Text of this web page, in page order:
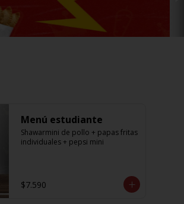
Menú estudiante
Shawarmini de pollo + papas fritas
individuales + pepsi mini
$7.590